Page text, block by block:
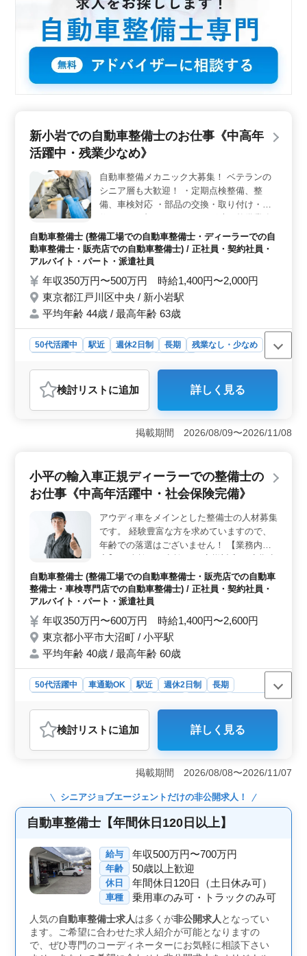
新小岩での自動車整備士のお仕事《中高年
活躍中・残業少なめ》
自動車整備メカニック大募集！ ベテランの
シニア層も大歓迎！ ・定期点検整備、整
備、車検対応 ・部品の交換・取り付け・補
全般 ・お客さんの見積もり対応 ・フロント
業務一部あり ・カーナビ・ETCの設置 ・オ
ーディオ・ナビ等の取付け ・主に自家用
車、営業車、小型貨物 ＊50歳以上も活躍中
＊今までの経験を活かしてください
自動車整備士 (整備工場での自動車整備士・ディーラーでの自
動車整備士・販売店での自動車整備士) / 正社員・契約社員・
アルバイト・パート・派遣社員
年収350万円〜500万円 時給1,400円〜2,000円
東京都江戸川区中央 / 新小岩駅
平均年齢 44歳 / 最高年齢 63歳
50代活躍中 駅近 週休2日制 長期
残業なし・少なめ
自動車整備士
おすすめポイント
＜中高年が活躍できる自動車整備士のお仕事＞ 東京都
江戸川区中央にある自動車整備士の募集です。新小岩駅
からアクセス良好で、年収350万円〜500万円という魅力
験を活かす＞ 定期点検整備や車検対応から部品の交
換・取り付け・補修、トラブルシューティング、お客様
家用車から営業車、小型貨物まで様々な車両に触れる機
会があります。 ＜経験を活かして安定したキャリア
を築く＞ 50歳以上の方も活躍中で、今までの経験を活
かして活躍できる環境です。自動車整備経験が5年以上必
要で、3級自動車整備士以上の資格が求められます。安定
した職場環境で、長く働きたい方におすすめです。
検討リスト に追加 詳しく見る
掲載期間 2026/08/09〜2026/11/08
小平の輸入車正規ディーラーでの整備士の
お仕事《中高年活躍中・社会保険完備》
アウディ車をメインとした整備士の人材募集
です。 経験豊富な方を求めていますので、
年齢での落選はございません！ 【業務内
容】 ・車検から点検 ・お客様対応 ・定期点
検整備、納車整備、車検対応 ・部品の交
換・取り付け・補修 ・トラブルシューティ
ング時の整備業務全般 ※50代以上積極採用
中 ※車出勤可能
自動車整備士 (整備工場での自動車整備士・販売店での自動車
整備士・車検専門店での自動車整備士) / 正社員・契約社員・
アルバイト・パート・派遣社員
年収350万円〜600万円 時給1,400円〜2,600円
東京都小平市大沼町 / 小平駅
平均年齢 40歳 / 最高年齢 60歳
50代活躍中 車通勤OK 駅近 週休2日制
長期
派遣社員
自動車整備士
おすすめポイント
＜中高年活躍中・社会保険完備＞ 当ディーラーでは、
中高年の方々が積極的に活躍しています。経験豊富な
方々の力を借りて、安定した整備サービスを提供してい
ます。また、社会保険が完備されているため、安心して
働くことができ、年齢に関係なく、活躍の場が広がって
います。 ＜経験者歓迎＞ 自動車整備経験が8年以上
の方を求めています。輸入車の整備経験が豊富な方や、
高度な技術を持つ方々を歓迎します。また、二級整備士
免許をお持ちの方は尚歓迎です。経験を活かして、より
高度な整備技術を提供しましょう。 ＜駅から近く車
通勤OK＞ 小平駅から徒歩でアクセス可能な好立地にあ
ります。駅から近く通勤が便利なだけでなく、車通勤も
に制限がないため、通勤に関するストレスを軽減し、仕
事に集中できるでしょう。
検討リスト に追加 詳しく見る
掲載期間 2026/08/08〜2026/11/07
シニアジョブエージェントだけの非公開求人！
自動車整備士【年間休日120日以上】
給与 年収500万円〜700万円
年齢 50歳以上歓迎
休日 年間休日120日（土日休み可）
車種 乗用車のみ可・トラックのみ可
人気の自動車整備士求人は多くが非公開求人となってい
ます。ご希望に合わせた求人紹介が可能となりますの
で、ぜひ専門のコーディネーターにお気軽に相談下さい